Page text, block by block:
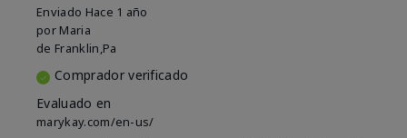
Enviado Hace 1 año
por Maria
de Franklin,Pa
Comprador verificado
Evaluado en
marykay.com/en-us/